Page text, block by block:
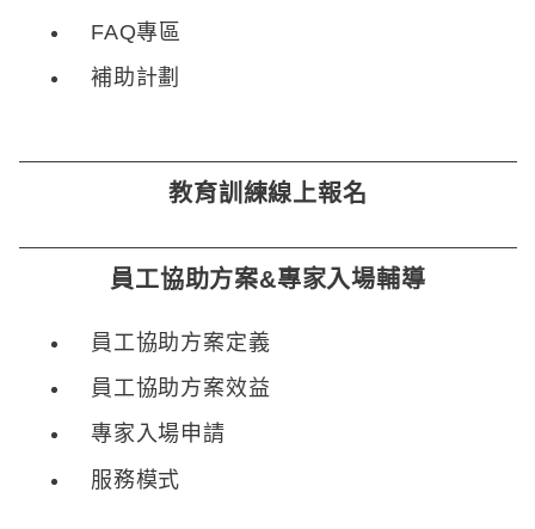
FAQ專區
補助計劃
教育訓練線上報名
員工協助方案&專家入場輔導
員工協助方案定義
員工協助方案效益
專家入場申請
服務模式